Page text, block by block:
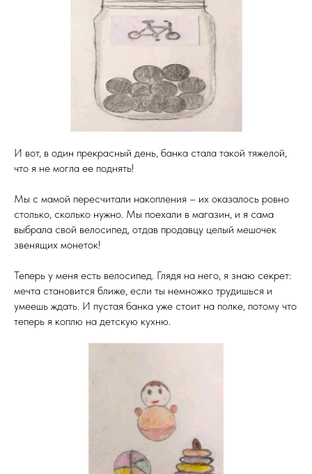
И вот, в один прекрасный день, банка стала такой тяжелой,
что я не могла ее поднять!
Мы с мамой пересчитали накопления – их оказалось ровно
столько, сколько нужно. Мы поехали в магазин, и я сама
выбрала свой велосипед, отдав продавцу целый мешочек
звенящих монеток!
Теперь у меня есть велосипед. Глядя на него, я знаю секрет:
мечта становится ближе, если ты немножко трудишься и
умеешь ждать. И пустая банка уже стоит на полке, потому что
теперь я коплю на детскую кухню.